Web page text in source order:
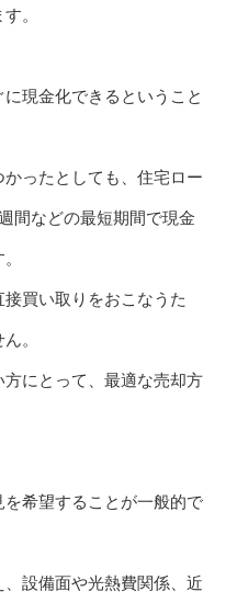
。
現金化できるということ
ったとしても、住宅ロー
間などの最短期間で現金
買い取りをおこなうた
。
にとって、最適な売却方
希望することが一般的で
設備面や光熱費関係、近